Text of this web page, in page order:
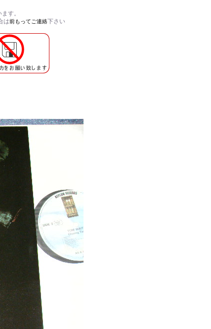
す。
は前もってご連絡下さい